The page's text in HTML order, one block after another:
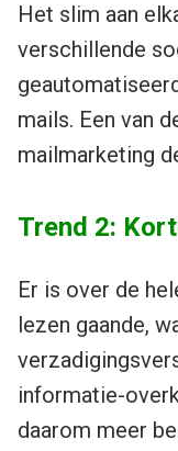
Het slim aan
verschillende
mails. Een van
mailmarketing
Trend 2:
Er is over de
lezen gaande,
informatie-
daarom meer